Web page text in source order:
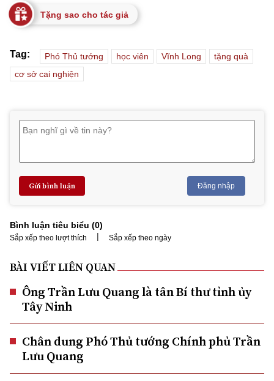
Tặng sao cho tác giả
Tag: Phó Thủ tướng học viên Vĩnh Long
tặng quà
cơ sở cai nghiện
Gửi bình luận Đăng nhập
Bình luận tiêu biểu (0)
Sắp xếp theo lượt thích | Sắp xếp theo ngày
BÀI VIẾT LIÊN QUAN
Ông Trần Lưu Quang là tân Bí thư tỉnh ủy
Tây Ninh
Chân dung Phó Thủ tướng Chính phủ Trần
Lưu Quang